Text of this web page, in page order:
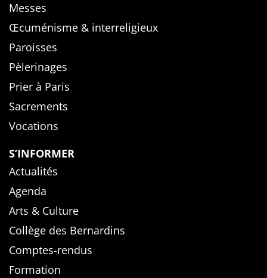
Messes
Œcuménisme & interreligieux
Paroisses
Pèlerinages
Prier à Paris
Sacrements
Vocations
S’INFORMER
Actualités
Agenda
Arts & Culture
Collège des Bernardins
Comptes-rendus
Formation